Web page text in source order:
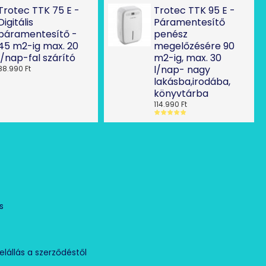
TTK 75 E -
-
m2-ig max. 20
nap-fal szárító
Ft
Trotec TTK 95 E -
Páramentesítő
penész
megelőzésére 90
m2-ig, max. 30
l/nap- nagy
lakásba,irodába,
könyvtárba
114.990 Ft
a szerződéstől